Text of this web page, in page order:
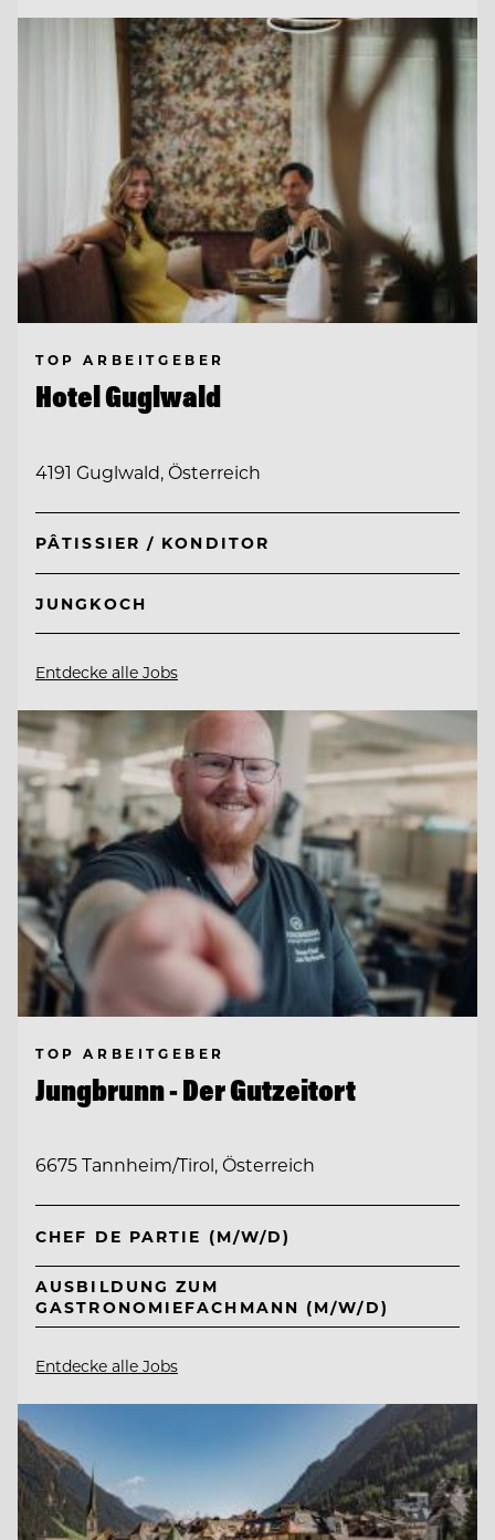
TOP ARBEITGEBER
Hotel Guglwald
4191 Guglwald, Österreich
PÂTISSIER / KONDITOR
JUNGKOCH
Entdecke alle Jobs
TOP ARBEITGEBER
Jungbrunn - Der Gutzeitort
6675 Tannheim/Tirol, Österreich
CHEF DE PARTIE (M/W/D)
AUSBILDUNG ZUM
GASTRONOMIEFACHMANN (M/W/D)
Entdecke alle Jobs